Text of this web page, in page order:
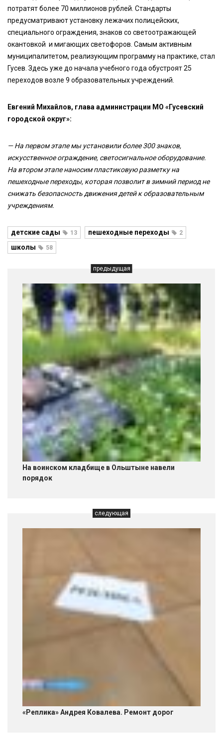
потратят более 70 миллионов рублей. Стандарты
предусматривают установку лежачих полицейских,
специального ограждения, знаков со светоотражающей
окантовкой и мигающих светофоров. Самым активным
муниципалитетом, реализующим программу на практике, стал
Гусев. Здесь уже до начала учебного года обустроят 25
переходов возле 9 образовательных учреждений.
Евгений Михайлов, глава администрации МО «Гусевский
городской округ»:
— На первом этапе мы установили более 300 знаков,
искусственное ограждение, светосигнальное оборудование.
На втором этапе наносим пластиковую разметку на
пешеходные переходы, которая позволит в зимний период не
снижать безопасность движения детей к образовательным
учреждениям.
детские сады 13 пешеходные переходы 2
школы 58
предыдущая
На воинском кладбище в Ольштыне навели
порядок
следующая
«Реплика» Андрея Ковалева. Ремонт дорог